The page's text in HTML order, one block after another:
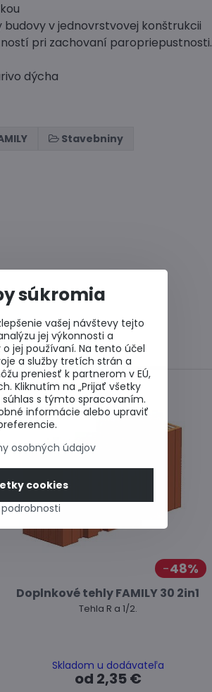
v jednovrstvovej konštrukcii
pri zachovaní paropriepustnosti.
dýcha
Stavebniny
48%
Doplnkové tehly FAMILY 30 2in1
Tehla R a 1/2.
Skladom u dodávateľa
od 2,35 €
súkromia
vašej návštevy tejto
jej výkonnosti a
jej používaní. Na tento účel
a služby tretích strán a
preniesť k partnerom v EÚ,
Kliknutím na „Prijať všetky
súhlas s týmto spracovaním.
informácie alebo upraviť
osobných údajov
cookies